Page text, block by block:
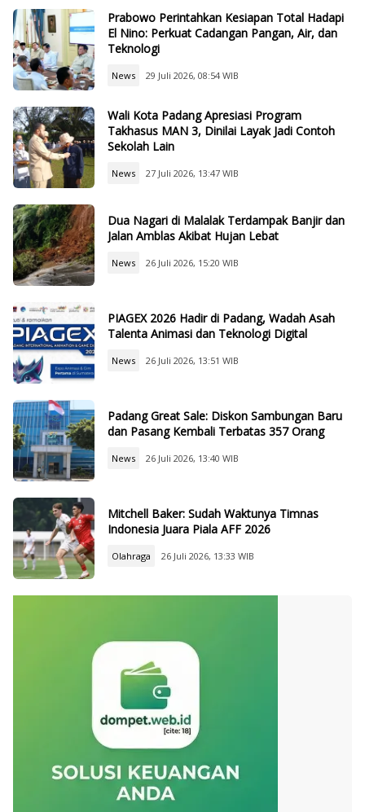
Prabowo Perintahkan Kesiapan Total Hadapi
El Nino: Perkuat Cadangan Pangan, Air, dan
Teknologi
News 29 Juli 2026, 08:54 WIB
Wali Kota Padang Apresiasi Program
Takhasus MAN 3, Dinilai Layak Jadi Contoh
Sekolah Lain
News 27 Juli 2026, 13:47 WIB
Dua Nagari di Malalak Terdampak Banjir dan
Jalan Amblas Akibat Hujan Lebat
News 26 Juli 2026, 15:20 WIB
PIAGEX 2026 Hadir di Padang, Wadah Asah
Talenta Animasi dan Teknologi Digital
News 26 Juli 2026, 13:51 WIB
Padang Great Sale: Diskon Sambungan Baru
dan Pasang Kembali Terbatas 357 Orang
News 26 Juli 2026, 13:40 WIB
Mitchell Baker: Sudah Waktunya Timnas
Indonesia Juara Piala AFF 2026
Olahraga 26 Juli 2026, 13:33 WIB